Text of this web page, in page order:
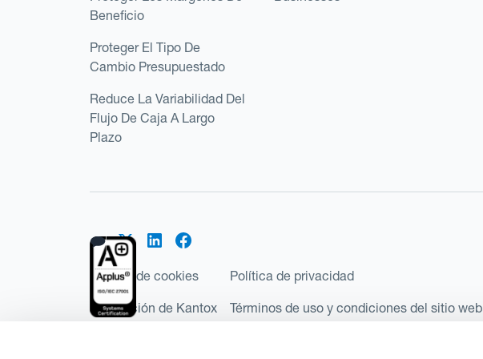
Beneficio
Proteger El Tipo De
Cambio Presupuestado
Reduce La Variabilidad Del
Flujo De Caja A Largo
Plazo
Política de cookies
Regulación de Kantox
Política de privacidad
Términos de uso y condiciones del sitio web